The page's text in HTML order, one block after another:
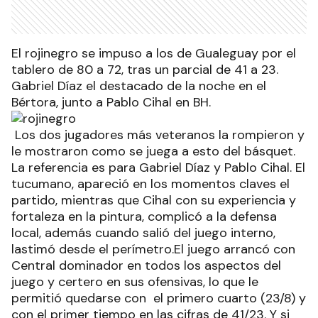
El rojinegro se impuso a los de Gualeguay por el
tablero de 80 a 72, tras un parcial de 41 a 23.
Gabriel Díaz el destacado de la noche en el
Bértora, junto a Pablo Cihal en BH.
Los dos jugadores más veteranos la rompieron y
le mostraron como se juega a esto del básquet.
La referencia es para Gabriel Díaz y Pablo Cihal. El
tucumano, apareció en los momentos claves el
partido, mientras que Cihal con su experiencia y
fortaleza en la pintura, complicó a la defensa
local, además cuando salió del juego interno,
lastimó desde el perímetro.El juego arrancó con
Central dominador en todos los aspectos del
juego y certero en sus ofensivas, lo que le
permitió quedarse con el primero cuarto (23/8) y